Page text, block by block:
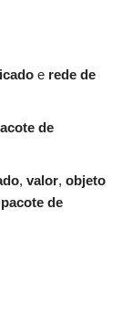
e rede de
de
, valor, objeto
pacote de